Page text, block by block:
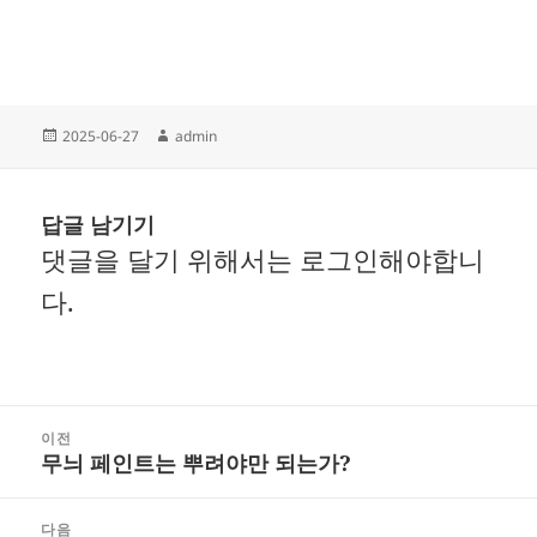
작
2025-06-27
글
admin
답글 남기기
댓글을 달기 위해서는 로그인해야합니
다.
이전
이
무늬 페인트는 뿌려야만 되는가?
다음